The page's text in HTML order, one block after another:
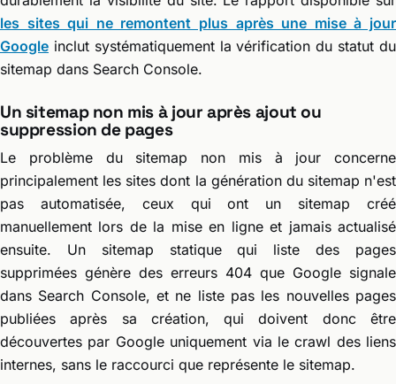
les sites qui ne remontent plus après une mise à jour
Google inclut systématiquement la vérification du statut du
sitemap dans Search Console.
Un sitemap non mis à jour après ajout ou
suppression de pages
Le problème du sitemap non mis à jour concerne
principalement les sites dont la génération du sitemap n'est
pas automatisée, ceux qui ont un sitemap créé
manuellement lors de la mise en ligne et jamais actualisé
ensuite. Un sitemap statique qui liste des pages
supprimées génère des erreurs 404 que Google signale
dans Search Console, et ne liste pas les nouvelles pages
publiées après sa création, qui doivent donc être
découvertes par Google uniquement via le crawl des liens
internes, sans le raccourci que représente le sitemap.